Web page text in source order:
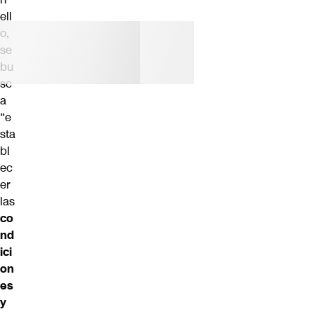
ell
o,
se
bu
sc
a
“e
sta
bl
ec
er
las
co
nd
ici
on
es
y